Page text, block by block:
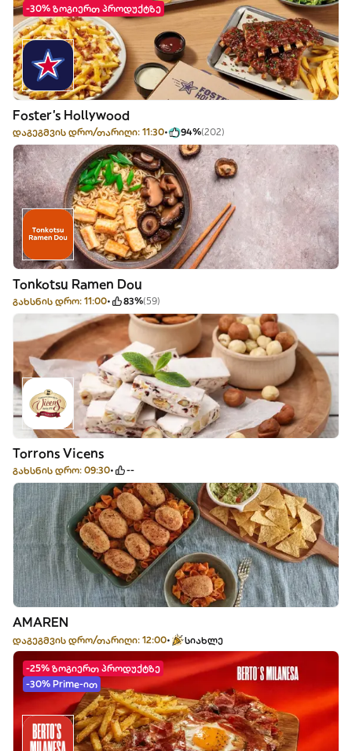
-30% ზოგიერთ პროდუქტზე
Foster's Hollywood
დაგეგმვის დრო/თარიღი: 11:30 94%(202)
Tonkotsu Ramen Dou
გახსნის დრო: 11:00 83%(59)
Torrons Vicens
გახსნის დრო: 09:30 --
AMAREN
დაგეგმვის დრო/თარიღი: 12:00 სიახლე
-25% ზოგიერთ პროდუქტზე
-30% Prime-ით